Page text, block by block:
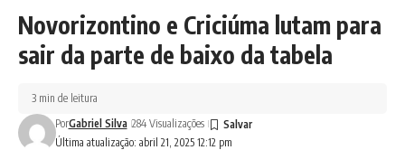
Novorizontino e Criciúma lutam para
sair da parte de baixo da tabela
Última atualização: abril 21, 2025 12:12 pm
PorGabriel Silva 284 Visualizações
3 min de leitura